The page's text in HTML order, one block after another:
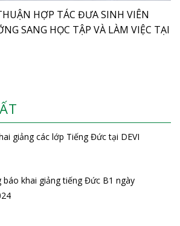
HỢP TÁC ĐƯA SINH VIÊN
SANG HỌC TẬP VÀ LÀM VIỆC TẠI
giảng các lớp Tiếng Đức tại DEVI
báo khai giảng tiếng Đức B1 ngày